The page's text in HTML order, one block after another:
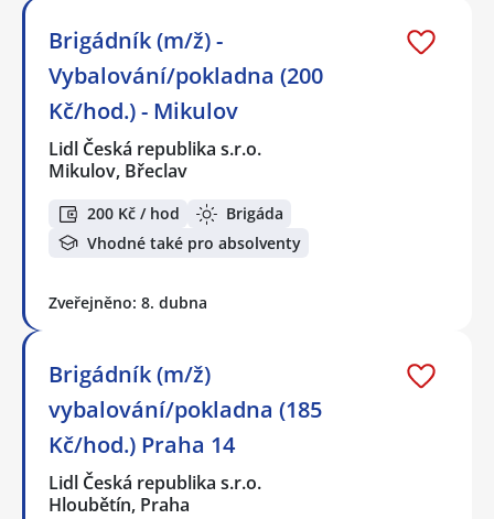
Brigádník (m/ž) -
Vybalování/pokladna (200
Kč/hod.) - Mikulov
Lidl Česká republika s.r.o.
Mikulov, Břeclav
200 Kč / hod
Brigáda
Vhodné také pro absolventy
Zveřejněno: 8. dubna
Brigádník (m/ž)
vybalování/pokladna (185
Kč/hod.) Praha 14
Lidl Česká republika s.r.o.
Hloubětín, Praha